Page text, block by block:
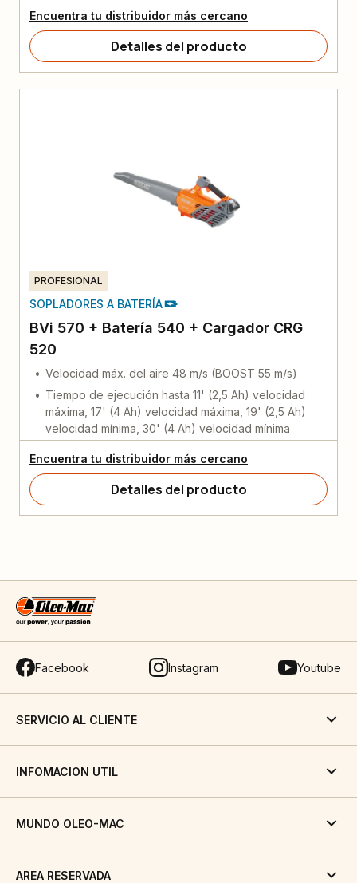
Encuentra tu distribuidor más cercano
Detalles del producto
PROFESIONAL
SOPLADORES A BATERÍA
BVi 570 + Batería 540 + Cargador CRG
520
Velocidad máx. del aire 48 m/s (BOOST 55 m/s)
Tiempo de ejecución hasta 11' (2,5 Ah) velocidad
máxima, 17' (4 Ah) velocidad máxima, 19' (2,5 Ah)
velocidad mínima, 30' (4 Ah) velocidad mínima
Encuentra tu distribuidor más cercano
Detalles del producto
Facebook Instagram Youtube
SERVICIO AL CLIENTE
INFOMACION UTIL
MUNDO OLEO-MAC
AREA RESERVADA